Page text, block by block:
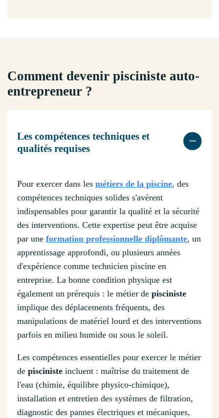
Comment devenir pisciniste auto-
entrepreneur ?
Les compétences techniques et
qualités requises
Pour exercer dans les métiers de la piscine, des
compétences techniques solides s'avèrent
indispensables pour garantir la qualité et la sécurité
des interventions. Cette expertise peut être acquise
par une formation professionnelle diplômante, un
apprentissage approfondi, ou plusieurs années
d'expérience comme technicien piscine en
entreprise. La bonne condition physique est
également un prérequis : le métier de pisciniste
implique des déplacements fréquents, des
manipulations de matériel lourd et des interventions
parfois en milieu humide ou sous le soleil.
Les compétences essentielles pour exercer le métier
de pisciniste incluent : maîtrise du traitement de
l'eau (chimie, équilibre physico-chimique),
installation et entretien des systèmes de filtration,
diagnostic des pannes électriques et mécaniques,